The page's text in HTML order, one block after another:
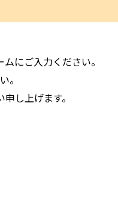
にご入力ください。
。
し上げます。